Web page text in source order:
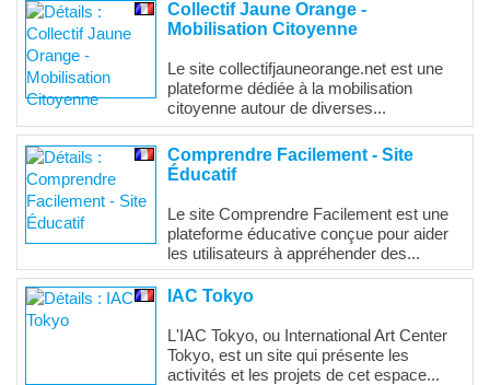
Collectif Jaune Orange -
Mobilisation Citoyenne
Le site collectifjauneorange.net est une
plateforme dédiée à la mobilisation
citoyenne autour de diverses...
Comprendre Facilement - Site
Éducatif
Le site Comprendre Facilement est une
plateforme éducative conçue pour aider
les utilisateurs à appréhender des...
IAC Tokyo
L'IAC Tokyo, ou International Art Center
Tokyo, est un site qui présente les
activités et les projets de cet espace...